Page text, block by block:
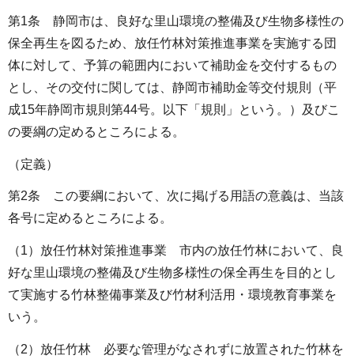
第1条 静岡市は、良好な里山環境の整備及び生物多様性の
保全再生を図るため、放任竹林対策推進事業を実施する団
体に対して、予算の範囲内において補助金を交付するもの
とし、その交付に関しては、静岡市補助金等交付規則（平
成15年静岡市規則第44号。以下「規則」という。）及びこ
の要綱の定めるところによる。
（定義）
第2条 この要綱において、次に掲げる用語の意義は、当該
各号に定めるところによる。
（1）放任竹林対策推進事業 市内の放任竹林において、良
好な里山環境の整備及び生物多様性の保全再生を目的とし
て実施する竹林整備事業及び竹材利活用・環境教育事業を
いう。
（2）放任竹林 必要な管理がなされずに放置された竹林を